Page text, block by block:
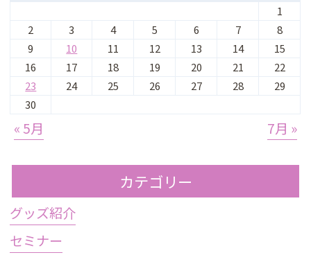
1
2
3 4 5 6 7
8
9
10 11 12 13 14
15
16
17 18 19 20 21
22
23
24 25 26 27 28
29
30
« 5月 7月 »
カテゴリー
グッズ紹介
セミナー